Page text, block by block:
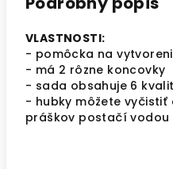
VLASTNOSTI:
- pomôcka na
- má 2 rôzne koncovky
- sada obsahuje 6
- hubky môžete
práškov postačí vodou